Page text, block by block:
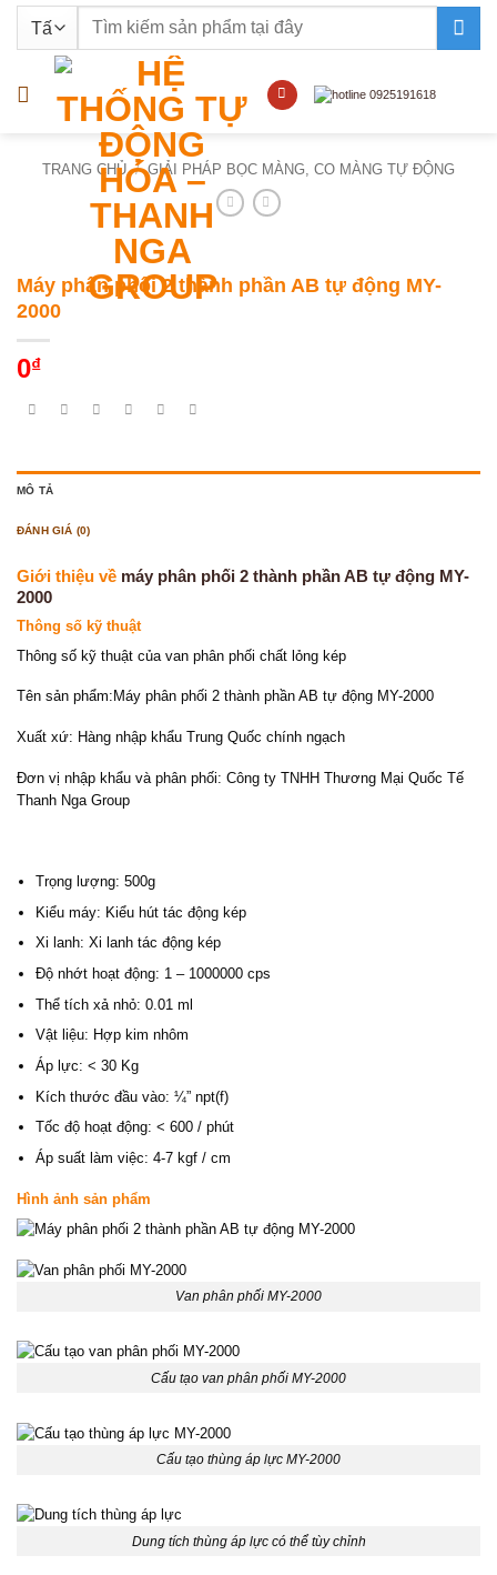
nội
Tìm
TRANG CHỦ / GIẢI PHÁP BỌC MÀNG, CO MÀNG TỰ ĐỘNG
Máy phân phối 2 thành phần AB tự động MY-
2000
0₫
MÔ TẢ
ĐÁNH GIÁ (0)
Giới thiệu về máy phân phối 2 thành phần AB tự động MY-
2000
Thông số kỹ thuật
Thông số kỹ thuật của van phân phối chất lỏng kép
Tên sản phẩm:Máy phân phối 2 thành phần AB tự động MY-2000
Xuất xứ: Hàng nhập khẩu Trung Quốc chính ngạch
Đơn vị nhập khẩu và phân phối: Công ty TNHH Thương Mại Quốc Tế
Thanh Nga Group
Trọng lượng: 500g
Kiểu máy: Kiểu hút tác động kép
Xi lanh: Xi lanh tác động kép
Độ nhớt hoạt động: 1 – 1000000 cps
Thể tích xả nhỏ: 0.01 ml
Vật liệu: Hợp kim nhôm
Áp lực: < 30 Kg
Kích thước đầu vào: ¼” npt(f)
Tốc độ hoạt động: < 600 / phút
Áp suất làm việc: 4-7 kgf / cm
Hình ảnh sản phẩm
Van phân phối MY-2000
Cấu tạo van phân phối MY-2000
Cấu tạo thùng áp lực MY-2000
Dung tích thùng áp lực có thể tùy chỉnh